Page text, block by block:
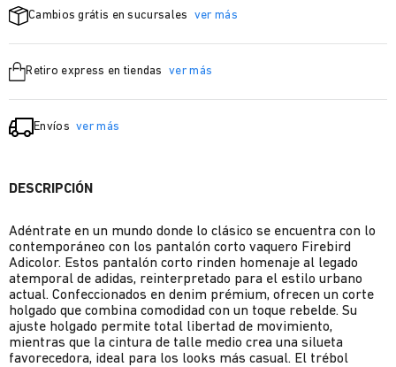
Cambios grátis en sucursales ver más
Retiro express en tiendas ver más
Envíos ver más
DESCRIPCIÓN
Adéntrate en un mundo donde lo clásico se encuentra con lo
contemporáneo con los pantalón corto vaquero Firebird
Adicolor. Estos pantalón corto rinden homenaje al legado
atemporal de adidas, reinterpretado para el estilo urbano
actual. Confeccionados en denim prémium, ofrecen un corte
holgado que combina comodidad con un toque rebelde. Su
ajuste holgado permite total libertad de movimiento,
mientras que la cintura de talle medio crea una silueta
favorecedora, ideal para los looks más casual. El trébol